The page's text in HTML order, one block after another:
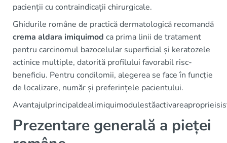
pacienții cu contraindicații chirurgicale.
Ghidurile române de practică dermatologică recomandă
crema aldara imiquimod ca prima linii de tratament
pentru carcinomul bazocelular superficial și keratozele
actinice multiple, datorită profilului favorabil risc-
beneficiu. Pentru condilomii, alegerea se face în funcție
de localizare, număr și preferințele pacientului.
Prezentare generală a pieței